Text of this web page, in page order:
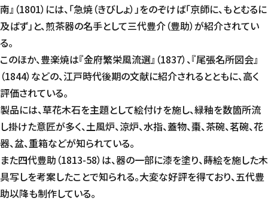
南』（1801）には、「急焼（きびしょ）」をのぞけば「京師に、もとむるに
及ばず」と、煎茶器の名手として三代豊介（豊助）が紹介されてい
る。
このほか、豊楽焼は『金府繁栄風流選』（1837）、『尾張名所図会』
（1844）などの、江戸時代後期の文献に紹介されるとともに、高く
評価されている。
製品には、草花木石を主題として絵付けを施し、緑釉を数箇所流
し掛けた意匠が多く、土風炉、涼炉、水指、蓋物、棗、茶碗、茗碗、花
器、盆、重箱などが知られている。
また四代豊助（1813-58）は、器の一部に漆を塗り、蒔絵を施した木
具写しを考案したことで知られる。大変な好評を得ており、五代豊
助以降も制作している。